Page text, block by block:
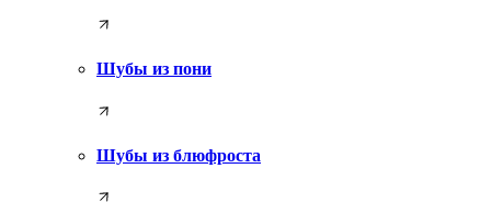
Шубы из пони
Шубы из блюфроста